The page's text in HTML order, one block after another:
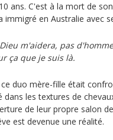
ans. C'est à la mort de
immigré en Australie avec
m'aidera, pas
ça que je suis là.
duo mère-fille était
dans les textures de
de leur propre salon
est devenue une réalité.